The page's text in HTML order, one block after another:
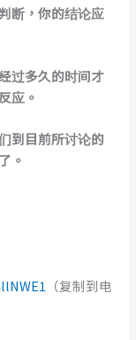
断，你的结论应
过多久的时间才
应。
到目前所讨论的
。
（复制到电